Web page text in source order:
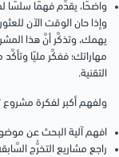
واضحًا، يقدِّم فهمًا سلسًا
وإذا حان الوقت الآن
يهمك، وتذكَّر أنَّ هذا
مهاراتك؛ ففكِّر مليًا
التقنية.
ولفهم أكبر لفكرة مشروع
افهم آلية البحث عن
راجع مشاريع التخرُّج